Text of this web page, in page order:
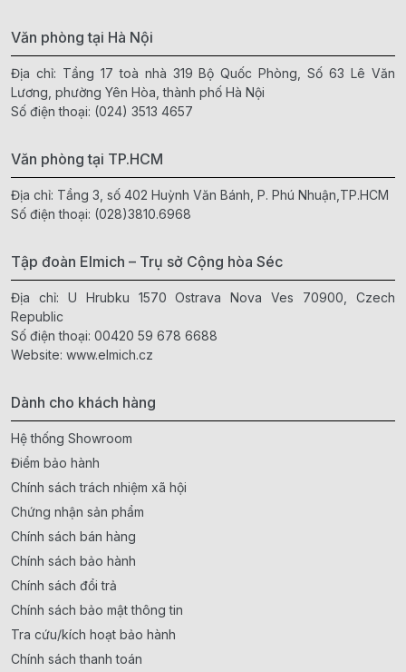
Văn phòng tại Hà Nội
Địa chỉ: Tầng 17 toà nhà 319 Bộ Quốc Phòng, Số 63 Lê Văn
Lương, phường Yên Hòa, thành phố Hà Nội
Số điện thoại: (024) 3513 4657
Văn phòng tại TP.HCM
Địa chỉ: Tầng 3, số 402 Huỳnh Văn Bánh, P. Phú Nhuận,TP.HCM
Số điện thoại: (028)3810.6968
Tập đoàn Elmich – Trụ sở Cộng hòa Séc
Địa chỉ: U Hrubku 1570 Ostrava Nova Ves 70900, Czech
Republic
Số điện thoại: 00420 59 678 6688
Website: www.elmich.cz
Dành cho khách hàng
Hệ thống Showroom
Điểm bảo hành
Chính sách trách nhiệm xã hội
Chứng nhận sản phẩm
Chính sách bán hàng
Chính sách bảo hành
Chính sách đổi trả
Chính sách bảo mật thông tin
Tra cứu/kích hoạt bảo hành
Chính sách thanh toán